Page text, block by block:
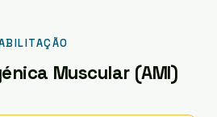
Muscular (AMI)